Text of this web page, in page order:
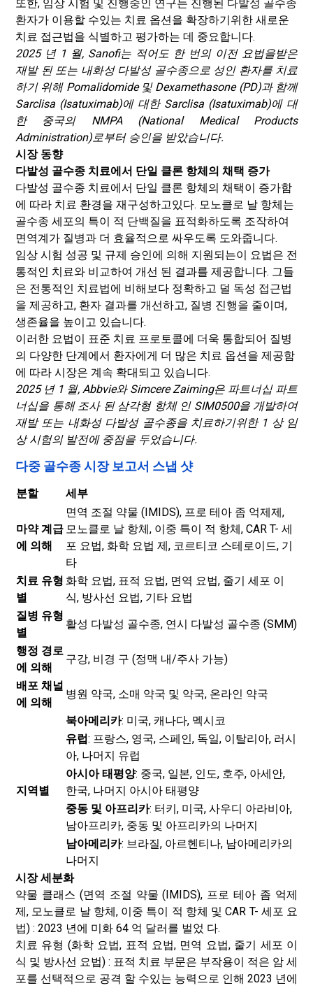
또한, 임상 시험 및 진행중인 연구는 진행된 다발성 골수종
환자가 이용할 수있는 치료 옵션을 확장하기위한 새로운
치료 접근법을 식별하고 평가하는 데 중요합니다.
2025 년 1 월, Sanofi는 적어도 한 번의 이전 요법을받은
재발 된 또는 내화성 다발성 골수종으로 성인 환자를 치료
하기 위해 Pomalidomide 및 Dexamethasone (PD)과 함께
Sarclisa (Isatuximab)에 대한 Sarclisa (Isatuximab)에 대
한 중국의 NMPA (National Medical Products
Administration)로부터 승인을 받았습니다.
시장 동향
다발성 골수종 치료에서 단일 클론 항체의 채택 증가
다발성 골수종 치료에서 단일 클론 항체의 채택이 증가함
에 따라 치료 환경을 재구성하고있다. 모노클로 날 항체는
골수종 세포의 특이 적 단백질을 표적화하도록 조작하여
면역계가 질병과 더 효율적으로 싸우도록 도와줍니다.
임상 시험 성공 및 규제 승인에 의해 지원되는이 요법은 전
통적인 치료와 비교하여 개선 된 결과를 제공합니다. 그들
은 전통적인 치료법에 비해보다 정확하고 덜 독성 접근법
을 제공하고, 환자 결과를 개선하고, 질병 진행을 줄이며,
생존율을 높이고 있습니다.
이러한 요법이 표준 치료 프로토콜에 더욱 통합되어 질병
의 다양한 단계에서 환자에게 더 많은 치료 옵션을 제공함
에 따라 시장은 계속 확대되고 있습니다.
2025 년 1 월, Abbvie와 Simcere Zaiming은 파트너십 파트
너십을 통해 조사 된 삼각형 항체 인 SIM0500을 개발하여
재발 또는 내화성 다발성 골수종을 치료하기위한 1 상 임
상 시험의 발전에 중점을 두었습니다.
다중 골수종 시장 보고서 스냅 샷
분할 세부
마약 계급
에 의해
면역 조절 약물 (IMIDS), 프로 테아 좀 억제제,
모노클로 날 항체, 이중 특이 적 항체, CAR T- 세
포 요법, 화학 요법 제, 코르티코 스테로이드, 기
타
치료 유형
별
화학 요법, 표적 요법, 면역 요법, 줄기 세포 이
식, 방사선 요법, 기타 요법
질병 유형
별
활성 다발성 골수종, 연시 다발성 골수종 (SMM)
행정 경로
에 의해
구강, 비경 구 (정맥 내/주사 가능)
배포 채널
에 의해
병원 약국, 소매 약국 및 약국, 온라인 약국
지역별
북아메리카: 미국, 캐나다, 멕시코
유럽: 프랑스, ​​영국, 스페인, 독일, 이탈리아, 러시
아, 나머지 유럽
아시아 태평양: 중국, 일본, 인도, 호주, 아세안,
한국, 나머지 아시아 태평양
중동 및 아프리카: 터키, 미국, 사우디 아라비아,
남아프리카, 중동 및 아프리카의 나머지
남아메리카: 브라질, 아르헨티나, 남아메리카의
나머지
시장 세분화
약물 클래스 (면역 조절 약물 (IMIDS), 프로 테아 좀 억제
제, 모노클로 날 항체, 이중 특이 적 항체 및 CAR T- 세포 요
법) : 2023 년에 미화 64 억 달러를 벌었 다.
치료 유형 (화학 요법, 표적 요법, 면역 요법, 줄기 세포 이
식 및 방사선 요법) : 표적 치료 부문은 부작용이 적은 암 세
포를 선택적으로 공격 할 수있는 능력으로 인해 2023 년에